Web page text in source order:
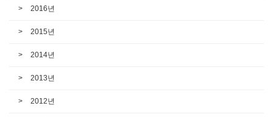
2016년
2015년
2014년
2013년
2012년